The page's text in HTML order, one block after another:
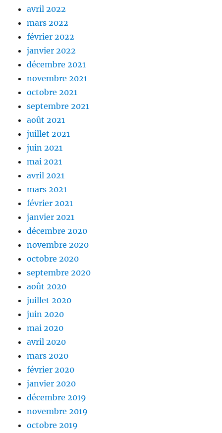
avril 2022
mars 2022
février 2022
janvier 2022
décembre 2021
novembre 2021
octobre 2021
septembre 2021
août 2021
juillet 2021
juin 2021
mai 2021
avril 2021
mars 2021
février 2021
janvier 2021
décembre 2020
novembre 2020
octobre 2020
septembre 2020
août 2020
juillet 2020
juin 2020
mai 2020
avril 2020
mars 2020
février 2020
janvier 2020
décembre 2019
novembre 2019
octobre 2019